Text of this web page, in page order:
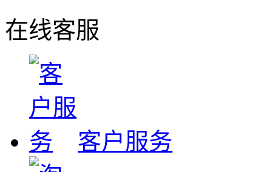
在线客服
客户服务